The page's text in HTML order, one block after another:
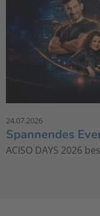
24.07.2026
Spannendes
ACISO DAYS 2026